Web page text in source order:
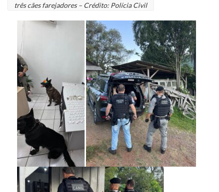
três cães farejadores – Crédito: Polícia Civil